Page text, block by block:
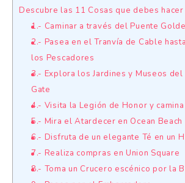
Descubre las 11 Cosas que debes hacer
1.- Caminar a través del Puente
2.- Pasea en el Tranvía de Cable
los Pescadores
3.- Explora los Jardines y Museos
Gate
4.- Visita la Legión de Honor y
5.- Mira el Atardecer en Ocean Beach
6.- Disfruta de un elegante Té en un
7.- Realiza compras en Union Square
8.- Toma un Crucero escénico por la